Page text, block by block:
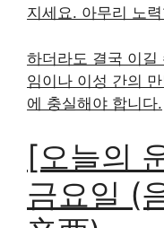
지세요. 아무리 노
하더라도 결국 이길
임이나 이성 간의
에 충실해야 합니다.
[오늘의
금요일 (